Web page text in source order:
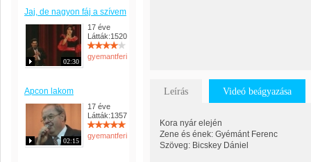
Jaj, de nagyon fáj a szívem
02:30
17 éve
Látták:1520
gyemantferi
Apcon lakom
02:15
17 éve
Látták:1357
gyemantferi
Leírás Videó beágyazása
Kora nyár elején
Zene és ének: Gyémánt Ferenc
Szöveg: Bicskey Dániel